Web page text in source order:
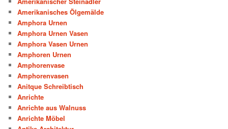
Amerikanisches Ölgemälde
Amphora Urnen
Amphora Urnen Vasen
Amphora Vasen Urnen
Amphoren Urnen
Amphorenvase
Amphorenvasen
Anitque Schreibtisch
Anrichte
Anrichte aus Walnuss
Anrichte Möbel